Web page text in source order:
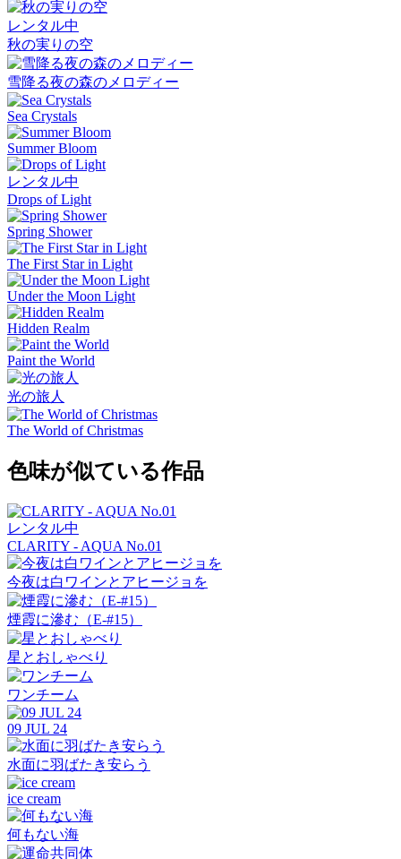
レンタル中
秋の実りの空
雪降る夜の森のメロディー
Sea Crystals
Summer Bloom
レンタル中
Drops of Light
Spring Shower
The First Star in Light
Under the Moon Light
Hidden Realm
Paint the World
光の旅人
The World of Christmas
色味が似ている作品
レンタル中
CLARITY - AQUA No.01
今夜は白ワインとアヒージョを
煙霞に滲む（E-#15）
星とおしゃべり
ワンチーム
09 JUL 24
水面に羽ばたき安らう
ice cream
何もない海